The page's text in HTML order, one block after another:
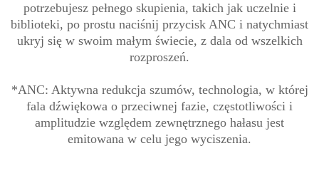
potrzebujesz pełnego skupienia, takich jak uczelnie i
biblioteki, po prostu naciśnij przycisk ANC i natychmiast
ukryj się w swoim małym świecie, z dala od wszelkich
rozproszeń.
*ANC: Aktywna redukcja szumów, technologia, w której
fala dźwiękowa o przeciwnej fazie, częstotliwości i
amplitudzie względem zewnętrznego hałasu jest
emitowana w celu jego wyciszenia.